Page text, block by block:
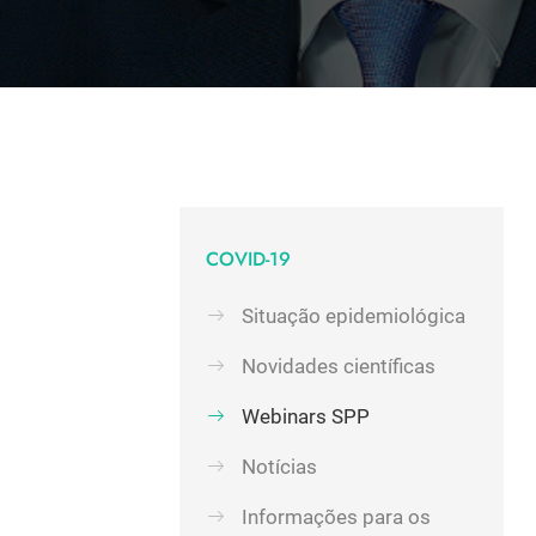
COVID-19
Situação epidemiológica
Novidades científicas
Webinars SPP
Notícias
Informações para os